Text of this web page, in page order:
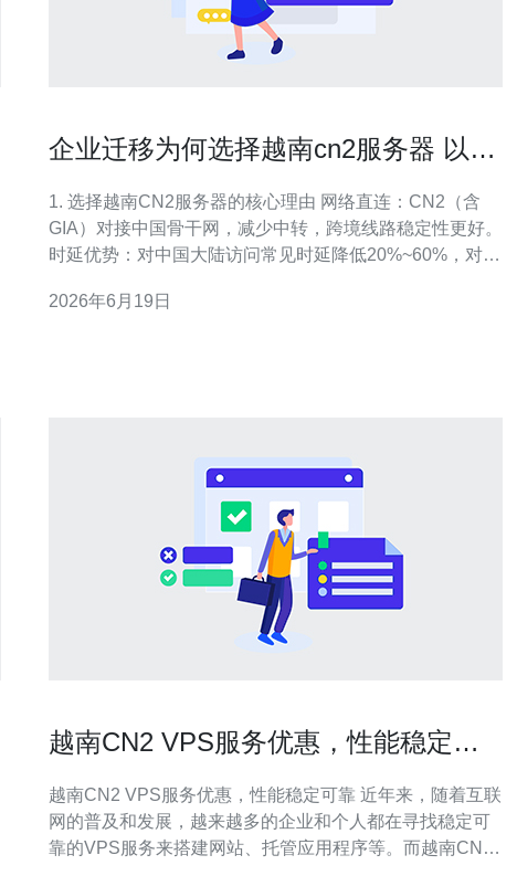
企业迁移为何选择越南cn2服务器 以及
1. 选择越南CN2服务器的核心理由 网络直连：CN2（含
GIA）对接中国骨干网，减少中转，跨境线路稳定性更好。
时延优势：对中国大陆访问常见时延降低20%~60%，对电
低于日本/新加坡，运维费用具有优势。 合规与数据驻留：
2026年6月19日
越南CN2 VPS服务优惠，性能稳定可
越南CN2 VPS服务优惠，性能稳定可靠 近年来，随着互联
网的普及和发展，越来越多的企业和个人都在寻找稳定可
靠的VPS服务来搭建网站、托管应用程序等。而越南CN2